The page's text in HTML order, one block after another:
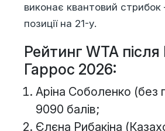
виконає квантовий стрибок –
позиції на 21-у.
Рейтинг WTA
Гаррос 2026:
Аріна Соболенко (без
9090 балів;
Єлєна Рибакіна